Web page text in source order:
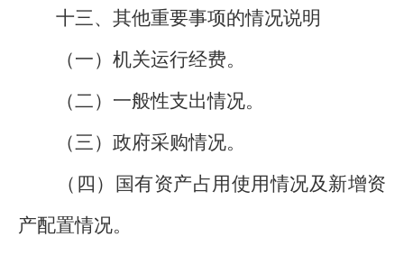
十三、其他重要事项的情况说明
（一）机关运行经费。
（二）一般性支出情况。
（三）政府采购情况。
（四）国有资产占用使用情况及新增资
产配置情况。